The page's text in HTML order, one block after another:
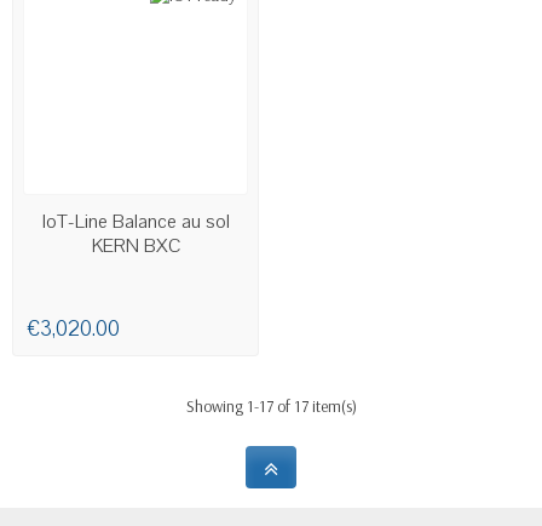
AVAILABLE
IoT-Line Balance au sol
KERN BXC
€3,020.00
Showing 1-17 of 17 item(s)